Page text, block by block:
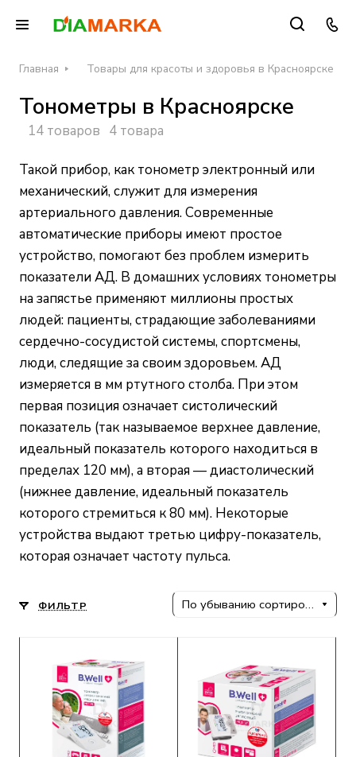
Главная Товары для красоты и здоровья в Красноярске
Тонометры в Красноярске
14 товаров 4 товара
Такой прибор, как тонометр электронный или
механический, служит для измерения
артериального давления. Современные
автоматические приборы имеют простое
устройство, помогают без проблем измерить
показатели АД. В домашних условиях тонометры
на запястье применяют миллионы простых
людей: пациенты, страдающие заболеваниями
сердечно-сосудистой системы, спортсмены,
люди, следящие за своим здоровьем. АД
измеряется в мм ртутного столба. При этом
первая позиция означает систолический
показатель (так называемое верхнее давление,
идеальный показатель которого находиться в
пределах 120 мм), а вторая — диастолический
(нижнее давление, идеальный показатель
которого стремиться к 80 мм). Некоторые
устройства выдают третью цифру-показатель,
которая означает частоту пульса.
ФИЛЬТР По убыванию сортировки